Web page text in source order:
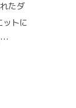
たダ
トに
…